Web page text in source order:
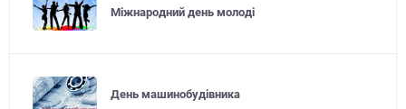
Міжнародний день молоді
День машинобудівника